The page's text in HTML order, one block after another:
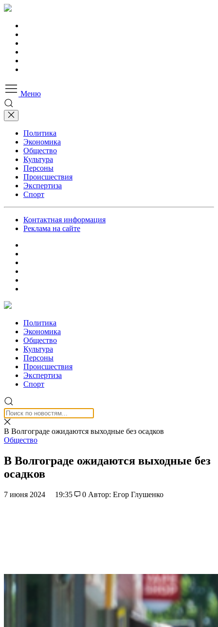
Меню
Политика
Экономика
Общество
Культура
Персоны
Происшествия
Экспертиза
Спорт
Контактная информация
Реклама на сайте
Политика
Экономика
Общество
Культура
Персоны
Происшествия
Экспертиза
Спорт
В Волгограде ожидаются выходные без осадков
Общество
В Волгограде ожидаются выходные без
осадков
7 июня 2024 19:35 0 Автор: Егор Глушенко